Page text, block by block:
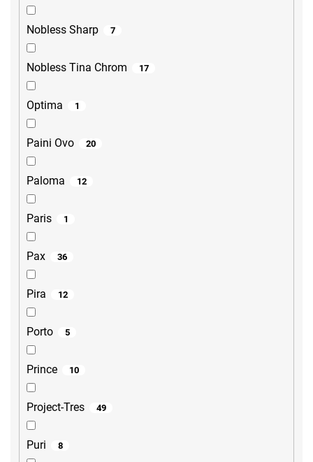
Nobless Sharp 7
Nobless Tina Chrom 17
Optima 1
Paini Ovo 20
Paloma 12
Paris 1
Pax 36
Pira 12
Porto 5
Prince 10
Project-Tres 49
Puri 8